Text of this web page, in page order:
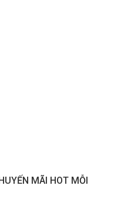
MÃI HOT MỖI